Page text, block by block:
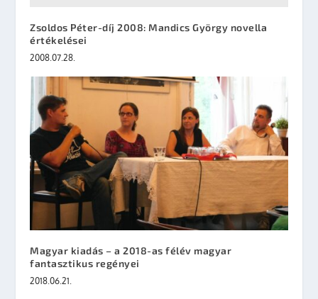
Zsoldos Péter-díj 2008: Mandics György novella
értékelései
2008.07.28.
Magyar kiadás – a 2018-as félév magyar
fantasztikus regényei
2018.06.21.